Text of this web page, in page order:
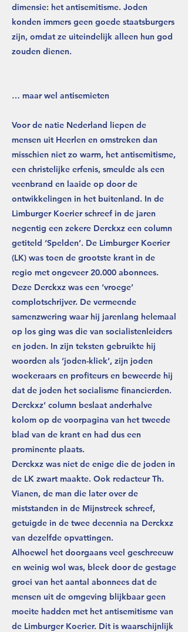
dimensie: het antisemitisme. Joden
konden immers geen goede staatsburgers
zijn, omdat ze uiteindelijk alleen hun god
zouden dienen.
… maar wel antisemieten
Voor de natie Nederland liepen de
mensen uit Heerlen en omstreken dan
misschien niet zo warm, het antisemitisme,
een christelijke erfenis, smeulde als een
veenbrand en laaide op door de
ontwikkelingen in het buitenland. In de
Limburger Koerier schreef in de jaren
negentig een zekere Derckxz een column
getiteld ‘Spelden’. De Limburger Koerier
(LK) was toen de grootste krant in de
regio met ongeveer 20.000 abonnees.
Deze Derckxz was een ‘vroege’
complotschrijver. De vermeende
samenzwering waar hij jarenlang helemaal
op los ging was die van socialistenleiders
en joden. In zijn teksten gebruikte hij
woorden als ‘joden-kliek’, zijn joden
woekeraars en profiteurs en beweerde hij
dat de joden het socialisme financierden.
Derckxz’ column beslaat anderhalve
kolom op de voorpagina van het tweede
blad van de krant en had dus een
prominente plaats.
Derckxz was niet de enige die de joden in
de LK zwart maakte. Ook redacteur Th.
Vianen, de man die later over de
miststanden in de Mijnstreek schreef,
getuigde in de twee decennia na Derckxz
van dezelfde opvattingen.
Alhoewel het doorgaans veel geschreeuw
en weinig wol was, bleek door de gestage
groei van het aantal abonnees dat de
mensen uit de omgeving blijkbaar geen
moeite hadden met het antisemitisme van
de Limburger Koerier. Dit is waarschijnlijk